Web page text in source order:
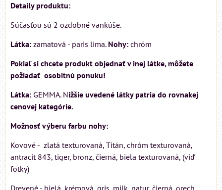
Detaily produktu:
Súčasťou sú 2 ozdobné vankúše.
Látka: zamatová - paris lima. Nohy: chróm
Pokiaľ si chcete produkt objednať v inej látke, môžete
požiadať osobitnú ponuku!
Látka: GEMMA. Nižšie uvedené látky patria do rovnakej
cenovej kategórie.
Možnosť výberu farbu nohy:
Kovové - zlatá texturovaná, Titán, chróm texturovaná,
antracit 843, tiger, bronz, čierná, biela texturovaná, (viď
fotky)